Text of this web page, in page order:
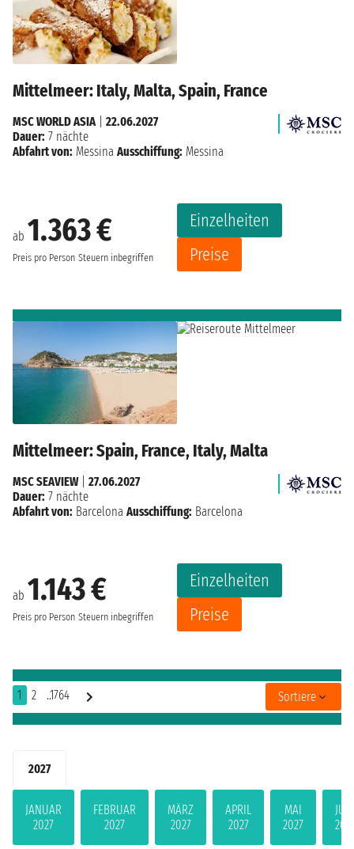
2027
JANUAR
2027
FEBRUAR
2027
MÄRZ
2027
APRIL
2027
MAI
2027
Mittelmeer: Italy, Malta, Spain, France
ab 1.363 €
Preis pro Person Steuern inbegriffen
Einzelheiten
Preise
MSC WORLD ASIA| 22.06.2027
Dauer: 7 nächte
Abfahrt von: Messina Ausschiffung: Messina
Mittelmeer: Spain, France, Italy, Malta
ab 1.143 €
Preis pro Person Steuern inbegriffen
Einzelheiten
Preise
MSC SEAVIEW| 27.06.2027
Dauer: 7 nächte
Abfahrt von: Barcelona Ausschiffung: Barcelona
1 2 ..1764 Sortiere